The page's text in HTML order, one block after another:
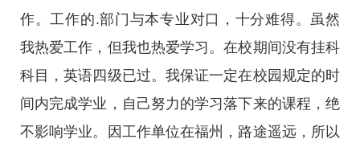
作。工作的.部门与本专业对口，十分难得。虽然
我热爱工作，但我也热爱学习。在校期间没有挂科
科目，英语四级已过。我保证一定在校园规定的时
间内完成学业，自己努力的学习落下来的课程，绝
不影响学业。因工作单位在福州，路途遥远，所以